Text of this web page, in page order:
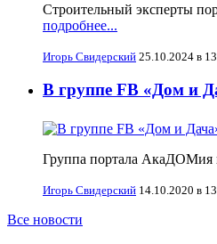
Строительный эксперты
подробнее...
Игорь Свидерский 25.10.2024 в
В группе FB «Дом и
Группа портала АкаДОМия
Игорь Свидерский 14.10.2020 в
Все новости